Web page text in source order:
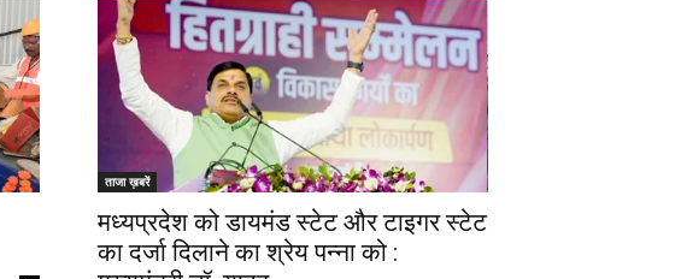
ताजा ख़बरें
मध्यप्रदेश को डायमंड स्टेट और टाइगर स्टेट
का दर्जा दिलाने का श्रेय पन्ना को :